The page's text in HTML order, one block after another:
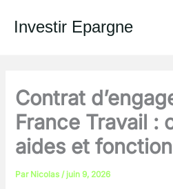
Investir Epargne
Contrat
France Travail :
aides et
Par Nicolas /juin 9, 2026